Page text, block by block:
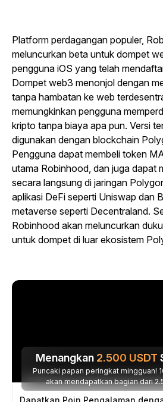
Platform perdagangan populer,
meluncurkan beta untuk dompet
pengguna iOS yang telah
Dompet web3 menonjol dengan
tanpa hambatan ke web
memungkinkan pengguna
kripto tanpa biaya apa pun. Versi
digunakan dengan blockchain
Pengguna dapat membeli token
utama Robinhood, dan juga dapat
secara langsung di jaringan
aplikasi DeFi seperti Uniswap dan
metaverse seperti Decentraland.
Robinhood akan meluncurkan
untuk dompet di luar ekosistem
Menangkan 2.500 USDT
Puncaki papan peringkat mingguan!
akan mendapatkan bagian dari
minggunya.